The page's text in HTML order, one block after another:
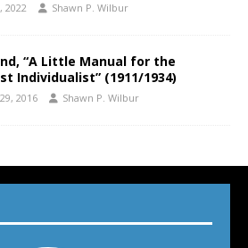
2022 Shawn P. Wilbur
“A Little Manual for the
Individualist” (1911/1934)
2016 Shawn P. Wilbur